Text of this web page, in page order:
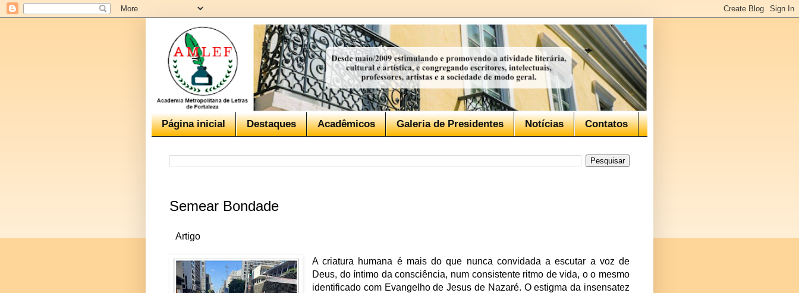
Página inicial Destaques Acadêmicos Galeria de Presidentes Notícias Contatos
Semear Bondade
Artigo
A criatura humana é mais do que nunca convidada a escutar a voz de
Deus, do íntimo da consciência, num consistente ritmo de vida, o o mesmo
identificado com Evangelho de Jesus de Nazaré. O estigma da insensatez